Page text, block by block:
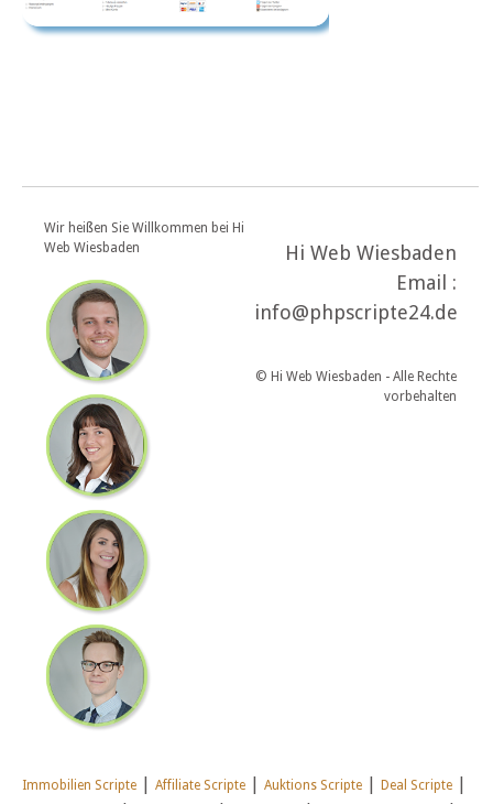
Wir heißen Sie Willkommen bei Hi
Web Wiesbaden
Hi Web Wiesbaden
Email :
info@phpscripte24.de
© Hi Web Wiesbaden - Alle Rechte
vorbehalten
Immobilien Scripte | Affiliate Scripte | Auktions Scripte | Deal Scripte |